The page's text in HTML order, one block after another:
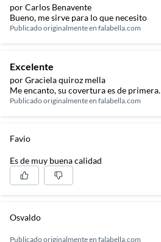
por Carlos Benavente
Bueno, me sirve para lo que necesito
Publicado originalmente en falabella.com
Excelente
por Graciela quiroz mella
Me encanto, su covertura es de primera.
Publicado originalmente en falabella.com
Favio
Es de muy buena calidad
Osvaldo
Publicado originalmente en falabella.com